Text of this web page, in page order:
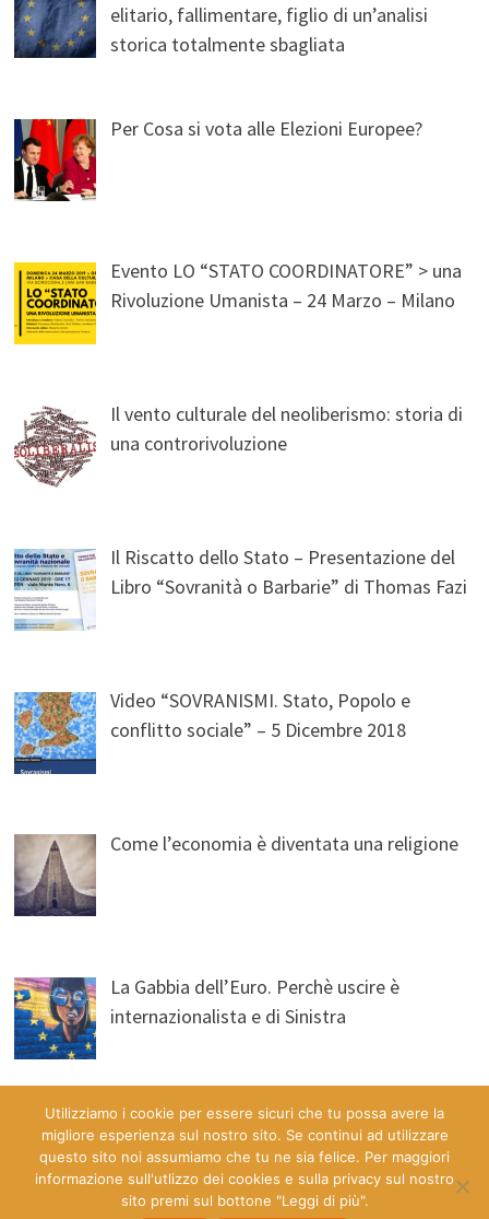
elitario, fallimentare, figlio di un’analisi
storica totalmente sbagliata
Per Cosa si vota alle Elezioni Europee?
Evento LO “STATO COORDINATORE” > una
Rivoluzione Umanista – 24 Marzo – Milano
Il vento culturale del neoliberismo: storia di
una controrivoluzione
Il Riscatto dello Stato – Presentazione del
Libro “Sovranità o Barbarie” di Thomas Fazi
Video “SOVRANISMI. Stato, Popolo e
conflitto sociale” – 5 Dicembre 2018
Come l’economia è diventata una religione
La Gabbia dell’Euro. Perchè uscire è
internazionalista e di Sinistra
Utilizziamo i cookie per essere sicuri che tu possa avere la
migliore esperienza sul nostro sito. Se continui ad utilizzare
questo sito noi assumiamo che tu ne sia felice. Per maggiori
informazione sull'utlizzo dei cookies e sulla privacy sul nostro
sito premi sul bottone "Leggi di più".